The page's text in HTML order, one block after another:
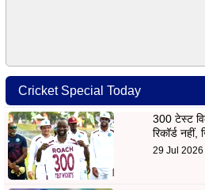
Cricket Special Today
300 टेस्ट
रिकॉर्ड नहीं,
29 Jul